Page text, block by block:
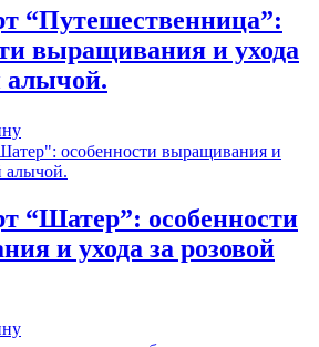
“Путешественница”:
выращивания и ухода
алычой.
“Шатер”: особенности
и ухода за розовой